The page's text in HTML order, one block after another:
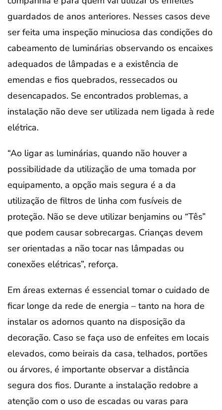
guardados de anos anteriores. Nesses casos deve
ser feita uma inspeção minuciosa das condições do
cabeamento de luminárias observando os encaixes
adequados de lâmpadas e a existência de
emendas e fios quebrados, ressecados ou
desencapados. Se encontrados problemas, a
instalação não deve ser utilizada nem ligada à rede
elétrica.
“Ao ligar as luminárias, quando não houver a
possibilidade da utilização de uma tomada por
equipamento, a opção mais segura é a da
utilização de filtros de linha com fusíveis de
proteção. Não se deve utilizar benjamins ou “Tês”
que podem causar sobrecargas. Crianças devem
ser orientadas a não tocar nas lâmpadas ou
conexões elétricas”, reforça.
Em áreas externas é essencial tomar o cuidado de
ficar longe da rede de energia – tanto na hora de
instalar os adornos quanto na disposição da
decoração. Caso se faça uso de enfeites em locais
elevados, como beirais da casa, telhados, portões
ou árvores, é importante observar a distância
segura dos fios. Durante a instalação redobre a
atenção com o uso de escadas ou varas para